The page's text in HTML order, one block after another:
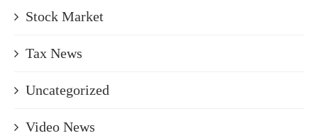
Stock Market
Tax News
Uncategorized
Video News